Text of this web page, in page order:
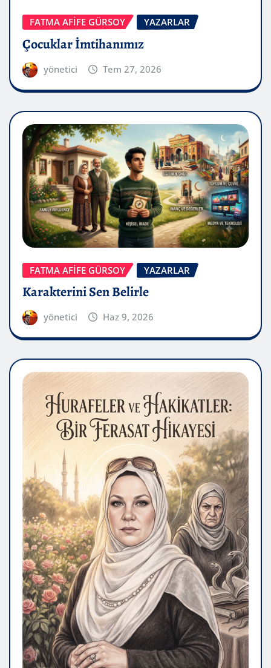
FATMA AFİFE GÜRSOY YAZARLAR
Çocuklar İmtihanımız
yönetici Tem 27, 2026
FATMA AFİFE GÜRSOY YAZARLAR
Karakterini Sen Belirle
yönetici Haz 9, 2026